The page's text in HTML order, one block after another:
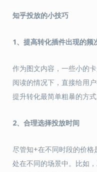
知乎投放的小技巧
1、提高转化插件出现的频
作为图文内容，一些小的
阅读的情况下，直接给用
提升转化最简单粗暴的方式
2、合理选择投放时间
尽管知+在不同时段的价
处在不同的场景中。比如